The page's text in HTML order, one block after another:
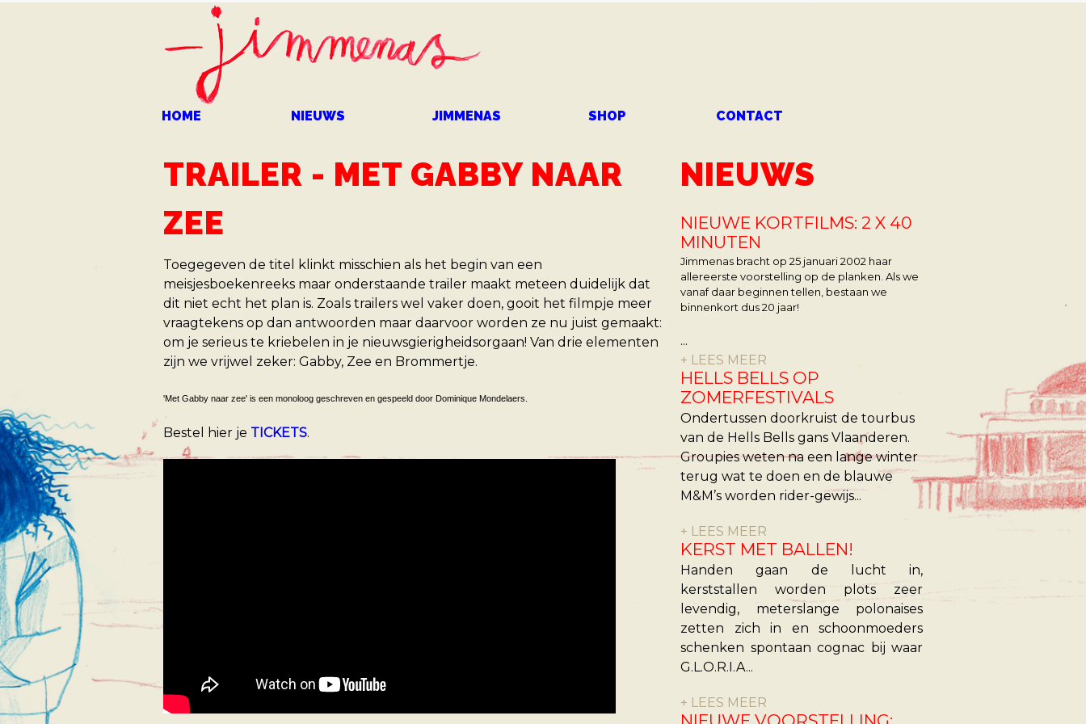
HOME
NIEUWS JIMMENAS SHOP CONTACT
TRAILER - MET GABBY NAAR
ZEE
Toegegeven de titel klinkt misschien als het begin van een
meisjesboekenreeks maar onderstaande trailer maakt meteen duidelijk dat
dit niet echt het plan is. Zoals trailers wel vaker doen, gooit het filmpje meer
vraagtekens op dan antwoorden maar daarvoor worden ze nu juist gemaakt:
om je serieus te kriebelen in je nieuwsgierigheidsorgaan! Van drie elementen
zijn we vrijwel zeker: Gabby, Zee en Brommertje.
'Met Gabby naar zee' is een monoloog geschreven en gespeeld door Dominique Mondelaers.
Bestel hier je TICKETS.
NIEUWS
NIEUWE KORTFILMS: 2 X 40
MINUTEN
Jimmenas bracht op 25 januari 2002 haar
allereerste voorstelling op de planken. Als we
vanaf daar beginnen tellen, bestaan we
binnenkort dus 20 jaar!
...
+ LEES MEER
HELLS BELLS OP
ZOMERFESTIVALS
Ondertussen doorkruist de tourbus
van de Hells Bells gans Vlaanderen.
Groupies weten na een lange winter
terug wat te doen en de blauwe
M&M’s worden rider-gewijs...
+ LEES MEER
KERST MET BALLEN!
Handen gaan de lucht in,
kerststallen worden plots zeer
levendig, meterslange polonaises
zetten zich in en schoonmoeders
schenken spontaan cognac bij waar
G.L.O.R.I.A...
+ LEES MEER